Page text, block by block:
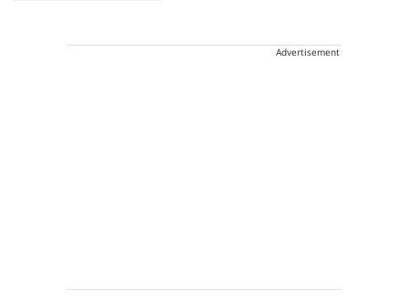
Advertisement